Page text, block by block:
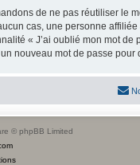
de ne pas réutiliser le
cas, une personne
« J’ai oublié mon mot
nouveau mot de passe pour
© phpBB Limited